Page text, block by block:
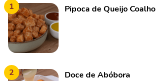
1 Pipoca de Queijo Coalho
2
Doce de Abóbora